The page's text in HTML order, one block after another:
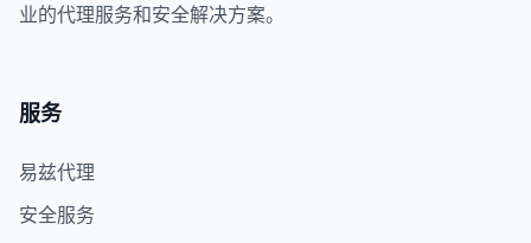
业的代理服务和安全解决方案。
服务
易兹代理
安全服务